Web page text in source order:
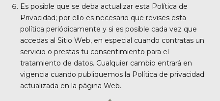
Es posible que se deba actualizar esta Política de
Privacidad; por ello es necesario que revises esta
política periódicamente y si es posible cada vez que
accedas al Sitio Web, en especial cuando contratas un
servicio o prestas tu consentimiento para el
tratamiento de datos. Cualquier cambio entrará en
vigencia cuando publiquemos la Política de privacidad
actualizada en la página Web.